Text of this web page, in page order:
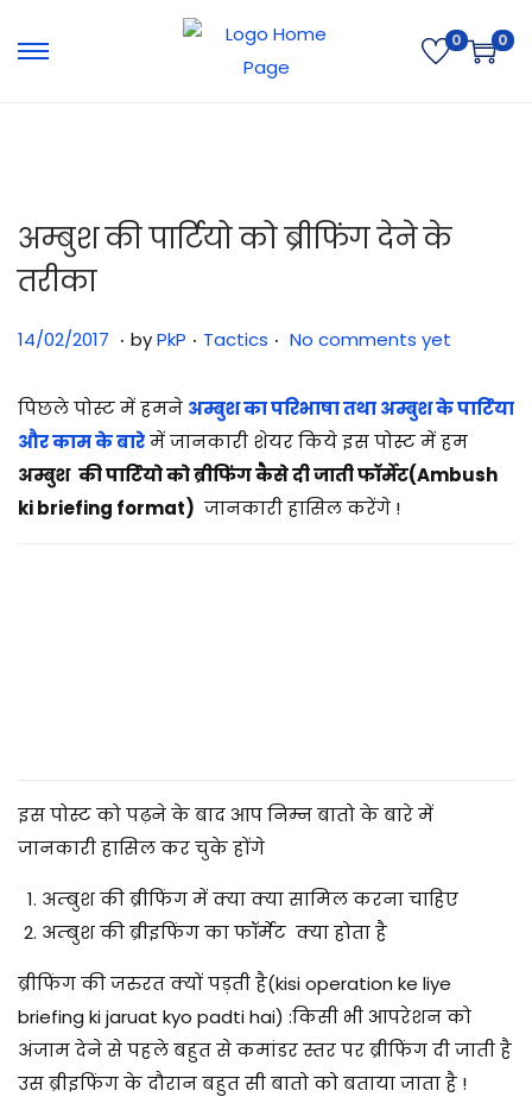
0 0
अम्बुश की पार्टियो को ब्रीफिंग देने के
तरीका
Posted on
14/02/2017 3
/
0
7
/
. byPkP . Posted in
Tactics . No comments yet
पिछले पोस्ट में हमने अम्बुश का परिभाषा तथा अम्बुश के पार्टिया
और काम के बारेमें जानकारी शेयर किये इस पोस्ट में हम
अम्बुश की पार्टियो को ब्रीफिंग कैसे दी जाती फॉर्मेट(Ambush
ki briefing format) जानकारी हासिल करेंगे !
इस पोस्ट को पढ़ने के बाद आप निम्न बातो के बारे में
जानकारी हासिल कर चुके होंगे
अम्बुश की ब्रीफिंग में क्या क्या सामिल करना चाहिए
अम्बुश की ब्रीइफिंग का फॉर्मेट क्या होता है
ब्रीफिंग की जरुरत क्यों पड़ती है(kisi operation ke liye
briefing ki jaruat kyo padti hai) :किसी भी आपरेशन को
अंजाम देने से पहले बहुत से कमांडर स्तर पर ब्रीफिंग दी जाती है
उस ब्रीइफिंग के दौरान बहुत सी बातो को बताया जाता है !